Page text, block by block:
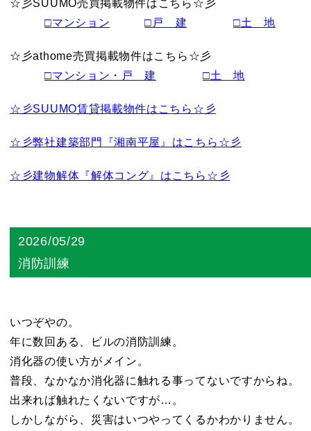
☆彡SUUMO売買掲載物件はこちら☆彡
□マンション
□戸 建 □土 地
☆彡athome売買掲載物件はこちら☆彡
□マンション・戸 建
□土 地
☆彡SUUMO賃貸掲載物件はこちら☆彡
☆彡弊社建築部門『湘南平屋』はこちら☆彡
☆彡建物解体『解体コング』はこちら☆彡
2026/05/29
消防訓練
いつぞやの。
年に数回ある、ビルの消防訓練。
消化器の使い方がメイン。
普段、なかなか消化器に触れる事ってないですからね。
出来れば触れたくないですが…。
しかしながら、災害はいつやってくるかわかりません。